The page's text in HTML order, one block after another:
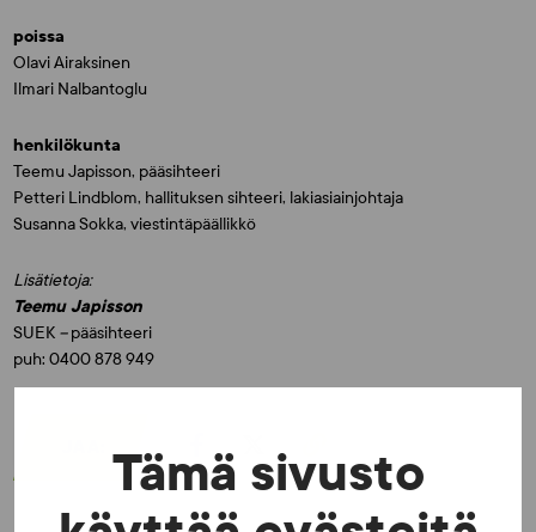
Tämä sivusto
poissa
Olavi Airaksinen
Ilmari Nalbantoglu
henkilökunta
Teemu Japisson, pääsihteeri
Petteri Lindblom, hallituksen sihteeri, lakiasiainjohtaja
Susanna Sokka, viestintäpäällikkö
Lisätietoja:
Teemu Japisson
SUEK –pääsihteeri
puh: 0400 878 949